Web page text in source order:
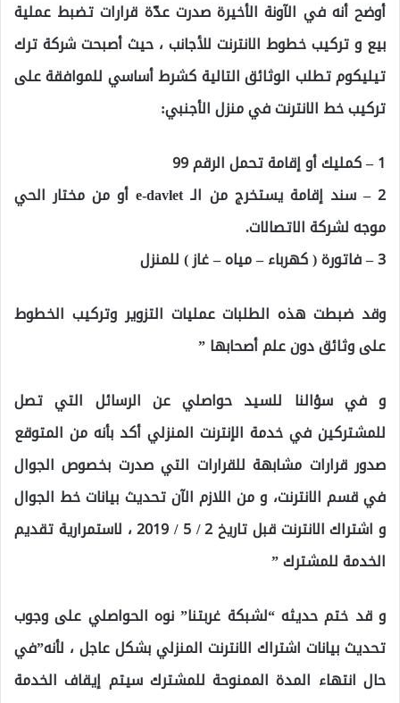
أوضح أنه في الآونة الأخيرة صدرت عدّة قرارات تضبط عملية
بيع و تركيب خطوط الانترنت للأجانب ، حيث أصبحت شركة ترك
تيليكوم تطلب الوثائق التالية كشرط أساسي للموافقة على
تركيب خط الانترنت في منزل الأجنبي:
1 – كمليك أو إقامة تحمل الرقم 99
2 – سند إقامة يستخرج من الـ e-davlet أو من مختار الحي
موجه لشركة الاتصالات.
3 – فاتورة ( كهرباء – مياه – غاز ) للمنزل
وقد ضبطت هذه الطلبات عمليات التزوير وتركيب الخطوط
على وثائق دون علم أصحابها ”
و في سؤالنا للسيد حواصلي عن الرسائل التي تصل
للمشتركين في خدمة الإنترنت المنزلي أكد بأنه من المتوقع
صدور قرارات مشابهة للقرارات التي صدرت بخصوص الجوال
في قسم الانترنت، و من اللازم الآن تحديث بيانات خط الجوال
و اشتراك الانترنت قبل تاريخ 2 / 5 / 2019 ، لاستمرارية تقديم
الخدمة للمشترك ”
و قد ختم حديثه “لشبكة غربتنا” نوه الحواصلي على وجوب
تحديث بيانات اشتراك الانترنت المنزلي بشكل عاجل ، لأنه”في
حال انتهاء المدة الممنوحة للمشترك سيتم إيقاف الخدمة